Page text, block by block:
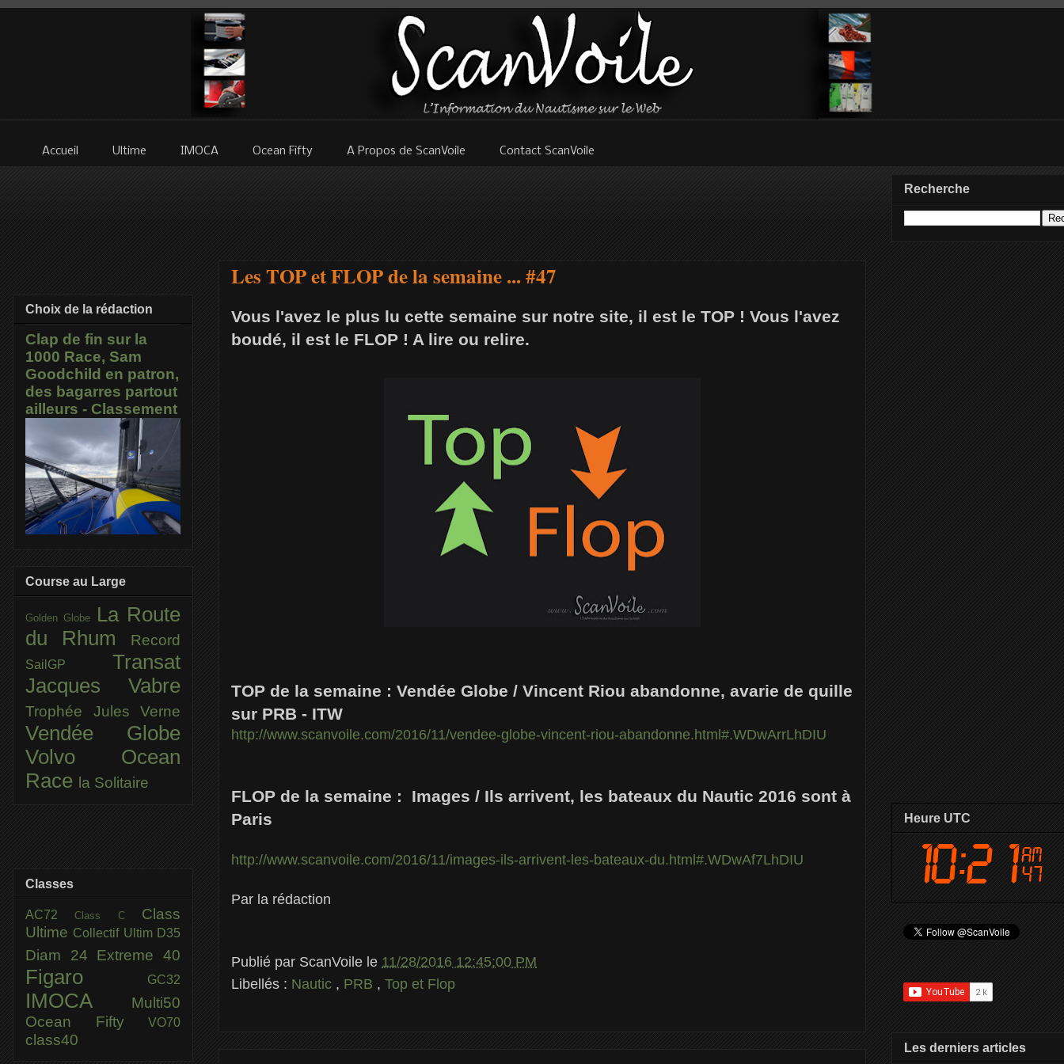
Accueil Ultime IMOCA Ocean Fifty A Propos de ScanVoile Contact ScanVoile
Les TOP et FLOP de la semaine ... #47
Vous l'avez le plus lu cette semaine sur notre site, il est le TOP ! Vous l'avez
boudé, il est le FLOP ! A lire ou relire.
TOP de la semaine : Vendée Globe / Vincent Riou abandonne, avarie de quille
sur PRB - ITW
http://www.scanvoile.com/2016/11/vendee-globe-vincent-riou-abandonne.html#.WDwArrLhDIU
FLOP de la semaine : Images / Ils arrivent, les bateaux du Nautic 2016 sont à
Paris
http://www.scanvoile.com/2016/11/images-ils-arrivent-les-bateaux-du.html#.WDwAf7LhDIU
Par la rédaction
Publié par ScanVoile le 11/28/2016 12:45:00 PM
Libellés : Nautic , PRB , Top et Flop
Choix de la rédaction
Clap de fin sur la
1000 Race, Sam
Goodchild en patron,
des bagarres partout
ailleurs - Classement
Course au Large
Golden Globe
La Route
du Rhum
Record
SailGP Transat
Jacques Vabre
Trophée Jules Verne
Vendée Globe
Volvo Ocean
Race la Solitaire
Classes
AC72Class C Class
Ultime Collectif Ultim D35
Diam 24 Extreme 40
Figaro GC32
IMOCA
Multi50
Ocean Fifty
VO70
class40
Recherche
Heure UTC
Les derniers articles